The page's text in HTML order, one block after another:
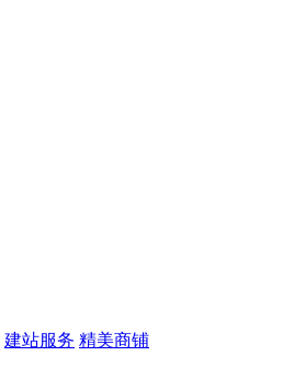
建站服务 精美商铺